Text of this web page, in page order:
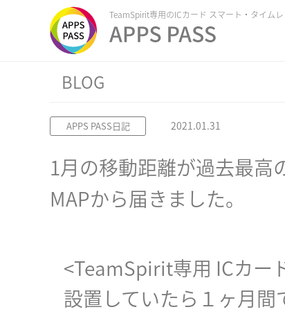
TeamSpirit専用のICカード スマート・タイム
BLOG
APPS PASS日記 2021.01.31
1月の移動距離が過去最高
MAPから届きました。
<TeamSpirit専用 ICカー
設置していたら１ヶ月間